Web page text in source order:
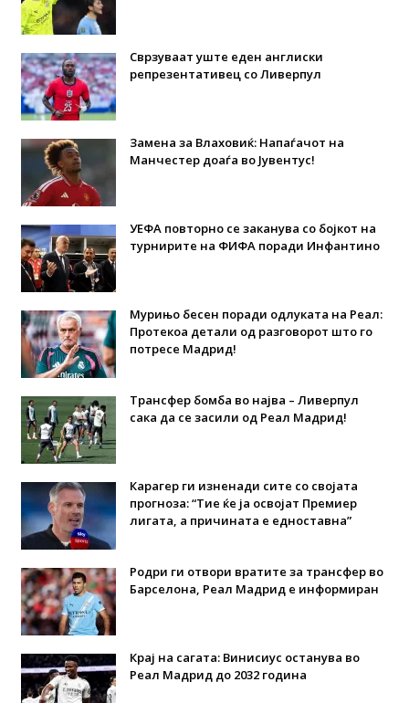
Сврзуваат уште еден англиски
репрезентативец со Ливерпул
Замена за Влаховиќ: Напаѓачот на
Манчестер доаѓа во Јувентус!
УЕФА повторно се заканува со бојкот на
турнирите на ФИФА поради Инфантино
Мурињо бесен поради одлуката на Реал:
Протекоа детали од разговорот што го
потресе Мадрид!
Трансфер бомба во најва – Ливерпул
сака да се засили од Реал Мадрид!
Карагер ги изненади сите со својата
прогноза: “Тие ќе ја освојат Премиер
лигата, а причината е едноставна”
Родри ги отвори вратите за трансфер во
Барселона, Реал Мадрид е информиран
Крај на сагата: Винисиус останува во
Реал Мадрид до 2032 година